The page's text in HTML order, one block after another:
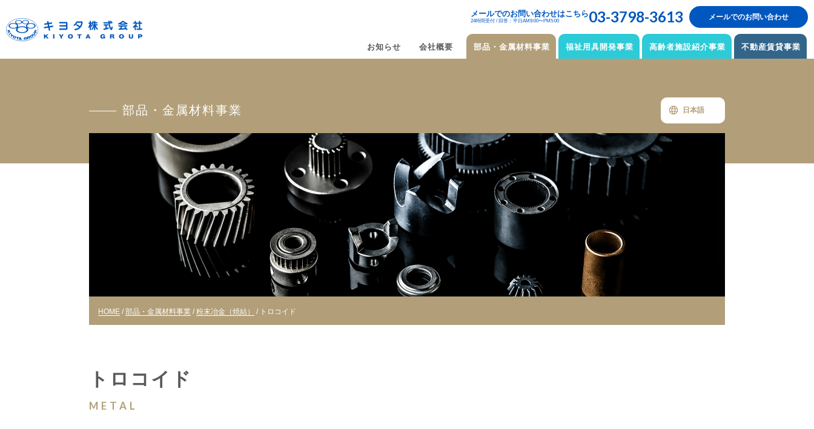
メールでのお問い合わせはこちら
24時間受付 / 回答：平日AM9:00〜PM5:00 03-3798-3613 メールでのお問い合わせ
お知らせ 会社概要 部品・金属材料事業 福祉用具開発事業 高齢者施設紹介事業 不動産賃貸事業
部品・金属材料事業 日本語
HOME /部品・金属材料事業 /粉末冶金（焼結） / トロコイド
トロコイド
METAL